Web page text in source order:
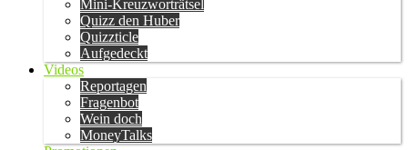
Mini-Kreuzworträtsel
Quizz den Huber
Quizzticle
Aufgedeckt
Videos
Reportagen
Fragenbot
Wein doch
MoneyTalks